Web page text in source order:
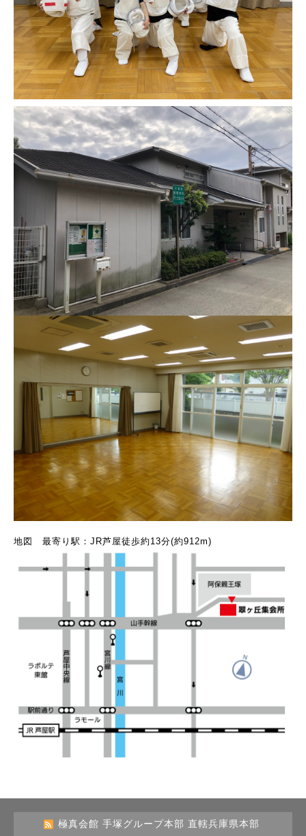
地図 最寄り駅：JR芦屋徒歩約13分(約912m)
極真会館 手塚グループ本部 直轄兵庫県本部